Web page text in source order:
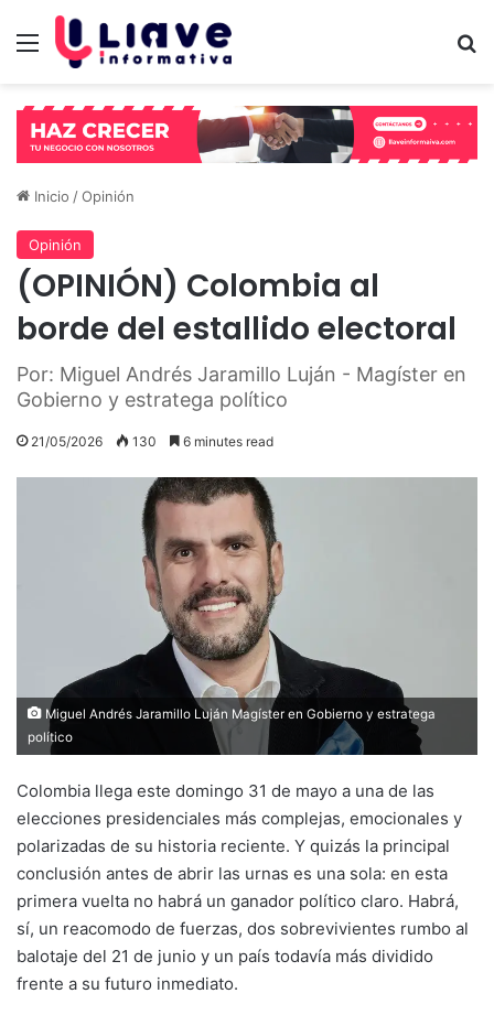
Menú
Inicio /Opinión
Opinión
(OPINIÓN) Colombia al
borde del estallido electoral
Por: Miguel Andrés Jaramillo Luján - Magíster en
Gobierno y estratega político
21/05/2026 130 6 minutes read
Miguel Andrés Jaramillo Luján Magíster en Gobierno y estratega
político
Colombia llega este domingo 31 de mayo a una de las
elecciones presidenciales más complejas, emocionales y
polarizadas de su historia reciente. Y quizás la principal
conclusión antes de abrir las urnas es una sola: en esta
primera vuelta no habrá un ganador político claro. Habrá,
sí, un reacomodo de fuerzas, dos sobrevivientes rumbo al
balotaje del 21 de junio y un país todavía más dividido
frente a su futuro inmediato.